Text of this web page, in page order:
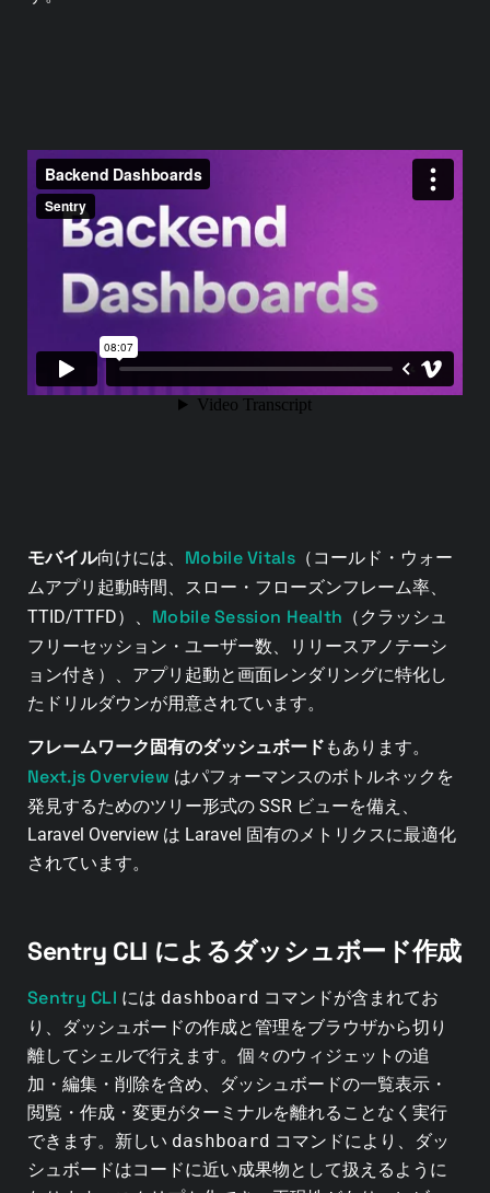
モバイル向けには、 Mobile Vitals（コールド・ウォー
ムアプリ起動時間、スロー・フローズンフレーム率、
TTID/TTFD）、 Mobile Session Health （クラッシュ
フリーセッション・ユーザー数、リリースアノテーシ
ョン付き）、アプリ起動と画面レンダリングに特化し
たドリルダウンが用意されています。
フレームワーク固有のダッシュボード もあります。
Next.js Overview はパフォーマンスのボトルネックを
発見するためのツリー形式の SSR ビューを備え、
Laravel Overview は Laravel 固有のメトリクスに最適化
されています。
Sentry CLI によるダッシュボード作成
Sentry CLI には dashboard コマンドが含まれてお
り、ダッシュボードの作成と管理をブラウザから切り
離してシェルで行えます。個々のウィジェットの追
加・編集・削除を含め、ダッシュボードの一覧表示・
閲覧・作成・変更がターミナルを離れることなく実行
できます。新しい dashboard コマンドにより、ダッ
シュボードはコードに近い成果物として扱えるように